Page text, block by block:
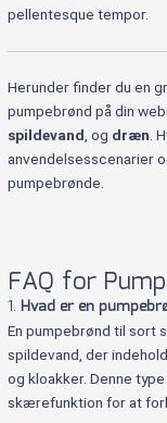
pellentesque tempor.
Herunder finder du en
pumpebrønd på din
spildevand , og dræn .
anvendelsesscenarier
pumpebrønde.
FAQ for
1. Hvad er en
En pumpebrønd til sort
spildevand, der
og kloakker. Denne
skærefunktion for at